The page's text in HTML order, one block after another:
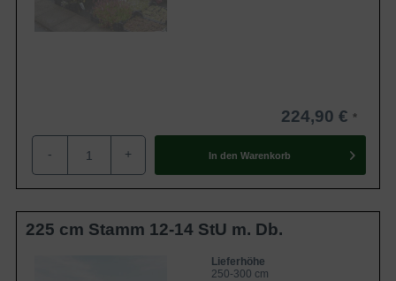
224,90 €
- + In den Warenkorb
225 cm Stamm 12-14 StU m. Db.
Lieferhöhe
250-300 cm